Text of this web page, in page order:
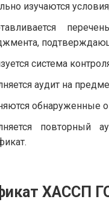
изучаются
система
аудит на
обнаруженные
повторный
ХАССП